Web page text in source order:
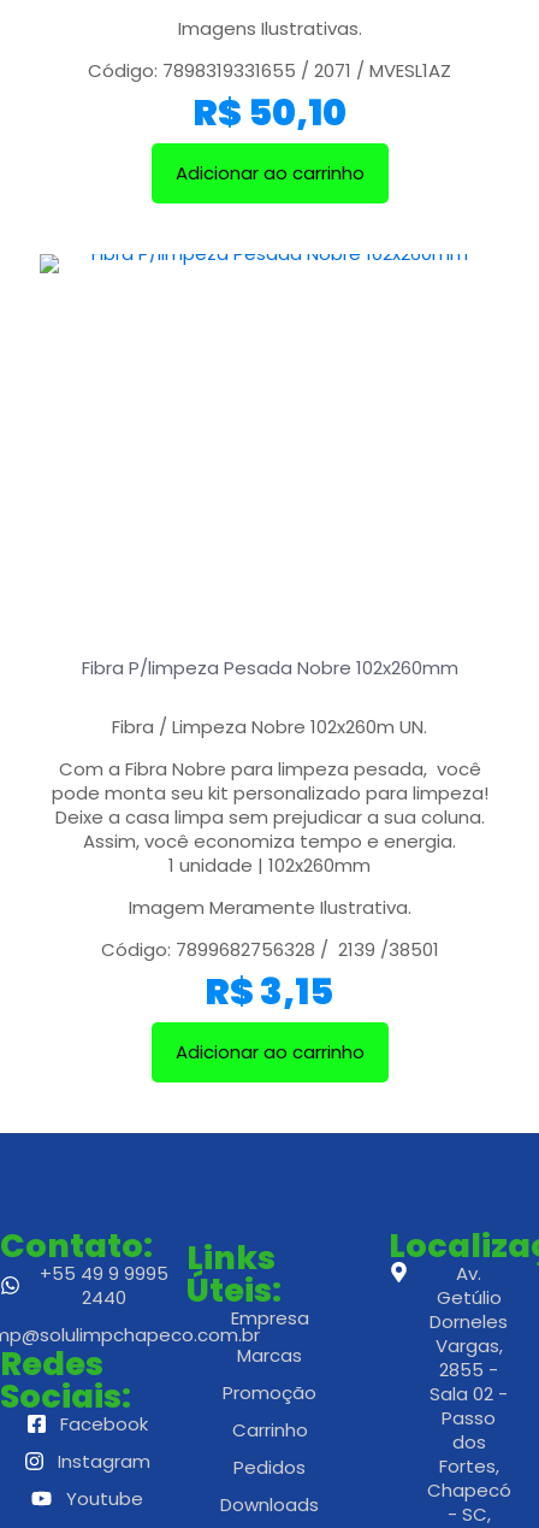
Imagens Ilustrativas.
Código: 7898319331655 / 2071 / MVESL1AZ
R$ 50,10
Adicionar ao carrinho
Fibra P/limpeza Pesada Nobre 102x260mm
Fibra / Limpeza Nobre 102x260m UN.
Com a Fibra Nobre para limpeza pesada, você
pode monta seu kit personalizado para limpeza!
Deixe a casa limpa sem prejudicar a sua coluna.
Assim, você economiza tempo e energia.
1 unidade | 102x260mm
Imagem Meramente Ilustrativa.
Código: 7899682756328 / 2139 /38501
R$3,15
Adicionar ao carrinho
Contato:
+55 49 9 9995
2440
Redes
Sociais:
Facebook
Instagram
Youtube
Links
Úteis:
Empresa
Marcas
Promoção
Carrinho
Pedidos
Downloads
Av.
Getúlio
Dorneles
Vargas,
2855 -
Sala 02 -
Passo
dos
Fortes,
Chapecó
- SC,